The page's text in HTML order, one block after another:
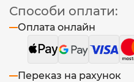
Способи оплати:
Оплата онлайн
Переказ на рахунок